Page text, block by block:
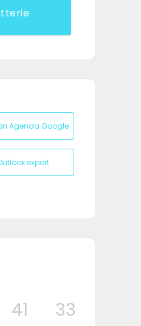
Agenda Google
export
41 32